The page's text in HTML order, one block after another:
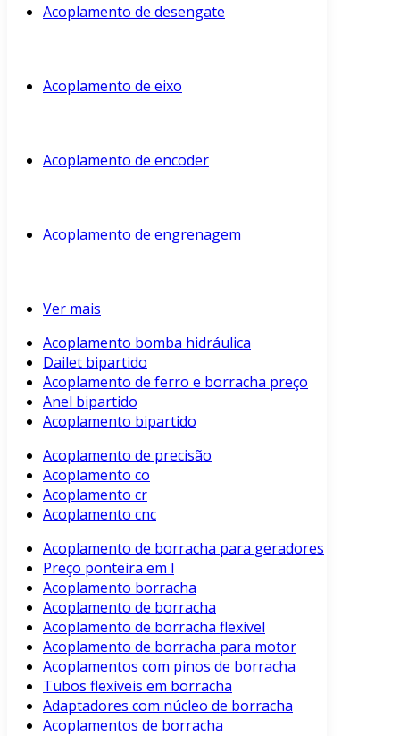
Acoplamento de desengate
Acoplamento de eixo
Acoplamento de encoder
Acoplamento de engrenagem
Ver mais
Acoplamento bomba hidráulica
Dailet bipartido
Acoplamento de ferro e borracha preço
Anel bipartido
Acoplamento bipartido
Acoplamento de precisão
Acoplamento co
Acoplamento cr
Acoplamento cnc
Acoplamento de borracha para geradores
Preço ponteira em l
Acoplamento borracha
Acoplamento de borracha
Acoplamento de borracha flexível
Acoplamento de borracha para motor
Acoplamentos com pinos de borracha
Tubos flexíveis em borracha
Adaptadores com núcleo de borracha
Acoplamentos de borracha